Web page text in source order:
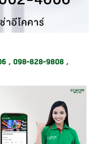
, 098-828-9808 ,